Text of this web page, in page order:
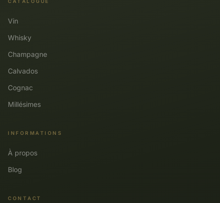
Vin
Whisky
Champagne
Calvados
Cognac
Millésimes
INFORMATIONS
À propos
Blog
CONTACT